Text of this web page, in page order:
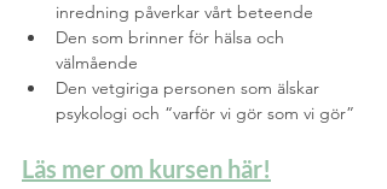
inredning påverkar vårt beteende
Den som brinner för hälsa och
välmående
Den vetgiriga personen som älskar
psykologi och “varför vi gör som vi gör”
Läs mer om kursen här!